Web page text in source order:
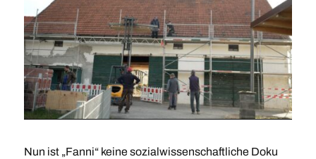
Nun ist „Fanni“ keine sozialwissenschaftliche Doku